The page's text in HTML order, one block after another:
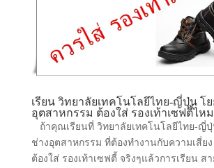
เรียน วิทยาลัยเทคโนโลยีไทย-ญี่ปุ่น โ
อุตสาหกรรม ต้องใส่ รองเท้าเซฟตี้ไหม
ถ้าคุณเรียนที่ วิทยาลัยเทคโนโลยีไทย-ญี่ปุ่
ช่างอุตสาหกรรม ที่ต้องทำงานกับความเสี่ย
ต้องใส่ รองเท้าเซฟตี้ จริงๆแล้วการเรียน ส